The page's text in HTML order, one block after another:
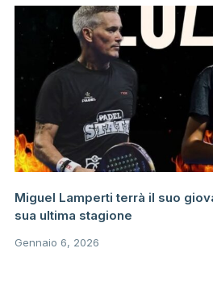
Miguel Lamperti terrà il suo
sua ultima stagione
Gennaio 6, 2026